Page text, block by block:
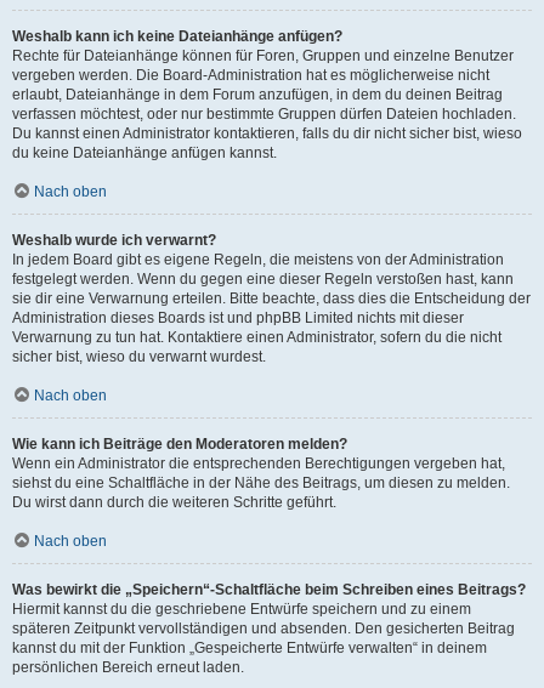
Weshalb kann ich keine Dateianhänge anfügen?
Rechte für Dateianhänge können für Foren, Gruppen und einzelne Benutzer
vergeben werden. Die Board-Administration hat es möglicherweise nicht
erlaubt, Dateianhänge in dem Forum anzufügen, in dem du deinen Beitrag
verfassen möchtest, oder nur bestimmte Gruppen dürfen Dateien hochladen.
Du kannst einen Administrator kontaktieren, falls du dir nicht sicher bist, wieso
du keine Dateianhänge anfügen kannst.
Nach oben
Weshalb wurde ich verwarnt?
In jedem Board gibt es eigene Regeln, die meistens von der Administration
festgelegt werden. Wenn du gegen eine dieser Regeln verstoßen hast, kann
sie dir eine Verwarnung erteilen. Bitte beachte, dass dies die Entscheidung der
Administration dieses Boards ist und phpBB Limited nichts mit dieser
Verwarnung zu tun hat. Kontaktiere einen Administrator, sofern du die nicht
sicher bist, wieso du verwarnt wurdest.
Nach oben
Wie kann ich Beiträge den Moderatoren melden?
Wenn ein Administrator die entsprechenden Berechtigungen vergeben hat,
siehst du eine Schaltfläche in der Nähe des Beitrags, um diesen zu melden.
Du wirst dann durch die weiteren Schritte geführt.
Nach oben
Was bewirkt die „Speichern“-Schaltfläche beim Schreiben eines Beitrags?
Hiermit kannst du die geschriebene Entwürfe speichern und zu einem
späteren Zeitpunkt vervollständigen und absenden. Den gesicherten Beitrag
kannst du mit der Funktion „Gespeicherte Entwürfe verwalten“ in deinem
persönlichen Bereich erneut laden.